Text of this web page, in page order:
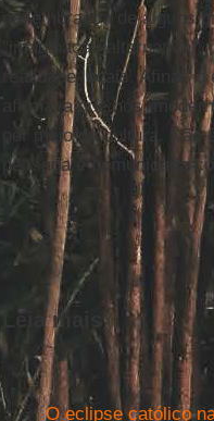
na lembrança de alguns
"imaginação
realidade locais. Afinal, o
afirmava que nós,
por meio da cultura.
pensada e comunicada
Leia mais
O eclipse católico